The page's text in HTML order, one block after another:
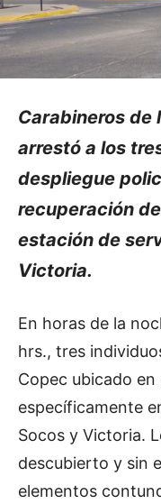
Carabineros de
arrestó a los
despliegue
recuperación
estación de
Victoria.
En horas de la
hrs., tres
Copec ubicado
específicamente
Socos y Victoria.
descubierto y sin
elementos